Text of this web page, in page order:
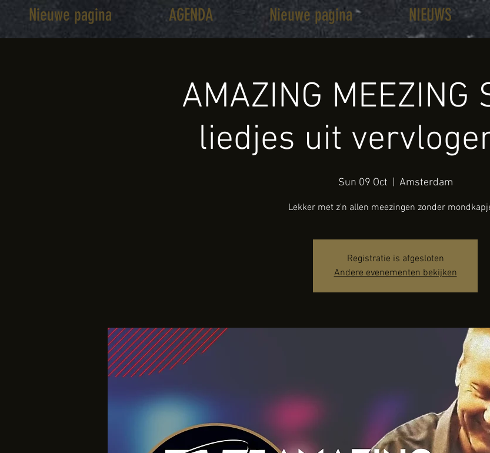
Nieuwe pagina AGENDA Nieuwe pagina NIEUWS
AMAZING MEEZING
liedjes uit
Sun 09 Oct Amsterdam
Lekker met z'n allen meezingen zonder
Registratie is afgesloten
Andere evenementen bekijken